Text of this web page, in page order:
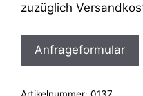
zuzüglich
Anfrageformular
Artikelnummer: 0137